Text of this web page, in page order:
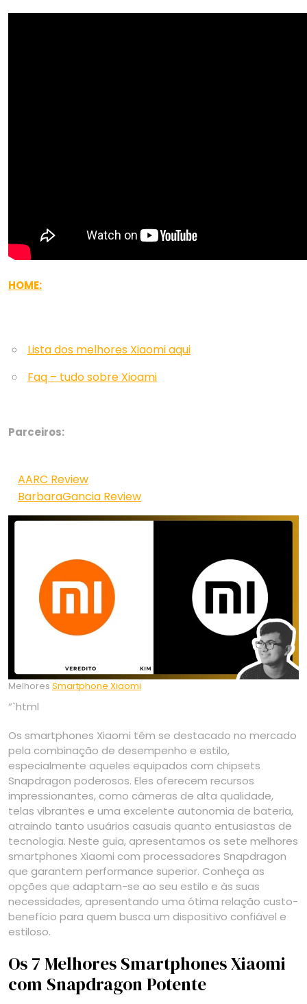
HOME:
Lista dos melhores Xiaomi aqui
Faq – tudo sobre Xioami
Parceiros:
AARC Review
BarbaraGancia Review
Melhores Smartphone Xiaomi
“`html
Os smartphones Xiaomi têm se destacado no mercado
pela combinação de desempenho e estilo,
especialmente aqueles equipados com chipsets
Snapdragon poderosos. Eles oferecem recursos
impressionantes, como câmeras de alta qualidade,
telas vibrantes e uma excelente autonomia de bateria,
atraindo tanto usuários casuais quanto entusiastas de
tecnologia. Neste guia, apresentamos os sete melhores
smartphones Xiaomi com processadores Snapdragon
que garantem performance superior. Conheça as
opções que adaptam-se ao seu estilo e às suas
necessidades, apresentando uma ótima relação custo-
benefício para quem busca um dispositivo confiável e
estiloso.
Os 7 Melhores Smartphones Xiaomi
com Snapdragon Potente